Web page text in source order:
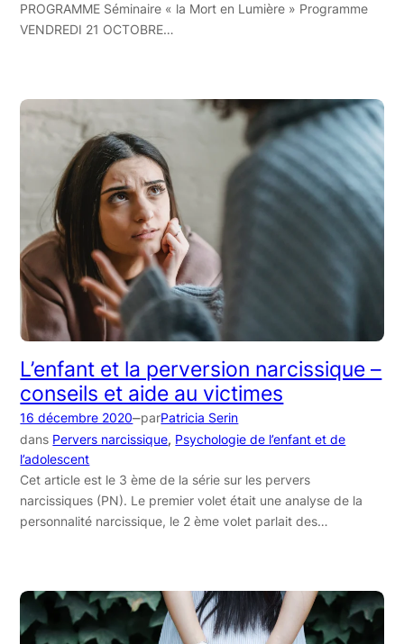
PROGRAMME Séminaire « la Mort en Lumière » Programme
VENDREDI 21 OCTOBRE…
L’enfant et la perversion narcissique –
conseils et aide au victimes
16 décembre 2020–parPatricia Serin
dans Pervers narcissique, Psychologie de l’enfant et de
l’adolescent
Cet article est le 3 ème de la série sur les pervers
narcissiques (PN). Le premier volet était une analyse de la
personnalité narcissique, le 2 ème volet parlait des…